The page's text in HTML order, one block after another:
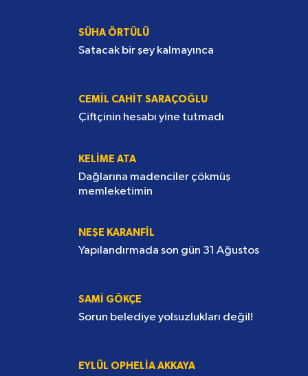
SÜHA ÖRTÜLÜ
Satacak bir şey kalmayınca
Çiftçinin hesabı yine tutmadı
KELIME ATA
Dağlarına madenciler çökmüş
NEŞE KARANFİL
Yapılandırmada son gün 31 Ağustos
SAMI GÖKÇE